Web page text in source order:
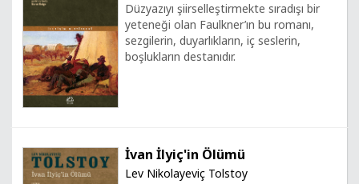
Düzyazıyı şiirselleştirmekte sıradışı bir
yeteneği olan Faulkner’ın bu romanı,
sezgilerin, duyarlıkların, iç seslerin,
boşlukların destanıdır.
İvan İlyiç'in Ölümü
Lev Nikolayeviç Tolstoy